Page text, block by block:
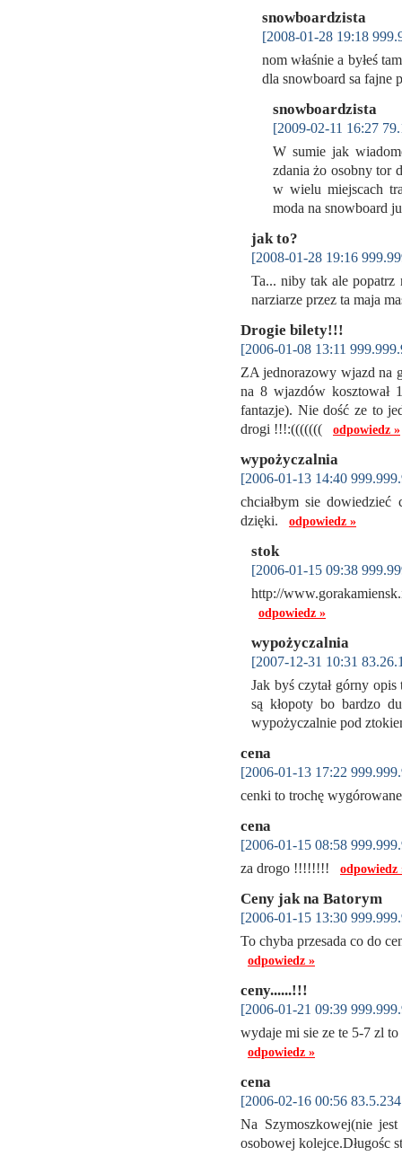
snowboardzista
[2008-01-28 19:18
nom właśnie a byłeś
dla snowboard sa
snowboardzista
[2009-02-11 16:27
W sumie jak
zdania żo osobny tor
w wielu miejscach
moda na snowboard
jak to?
[2008-01-28 19:16
Ta... niby tak ale
narziarze przez ta maja
Drogie bilety!!!
[2006-01-08 13:11
ZA jednorazowy wjazd na
na 8 wjazdów kosztował
fantazje). Nie dość ze to
drogi !!!:((((((( odpowiedz »
wypożyczalnia
[2006-01-13 14:40
chciałbym sie
dzięki. odpowiedz »
stok
[2006-01-15 09:38
http://
odpowiedz »
wypożyczalnia
[2007-12-31 10:31
Jak byś czytał górny
są kłopoty bo bardzo
wypożyczalnie pod
cena
[2006-01-13 17:22
cenki to trochę
cena
[2006-01-15 08:58
za drogo !!!!!!!! odpowiedz
Ceny jak na Batorym
[2006-01-15 13:30
To chyba przesada co do
odpowiedz »
ceny......!!!
[2006-01-21 09:39
wydaje mi sie ze te 5-7 zl
odpowiedz »
cena
[2006-02-16 00:56
Na Szymoszkowej(nie
osobowej kolejce.Długośc